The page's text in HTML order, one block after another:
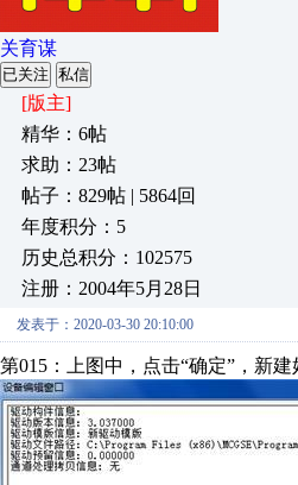
关育谋
已关注 私信
[版主]
精华：6帖
求助：23帖
帖子：829帖 | 5864回
年度积分：5
历史总积分：102575
注册：2004年5月28日
发表于：2020-03-30 20:10:00
第015：上图中，点击“确定”，新建